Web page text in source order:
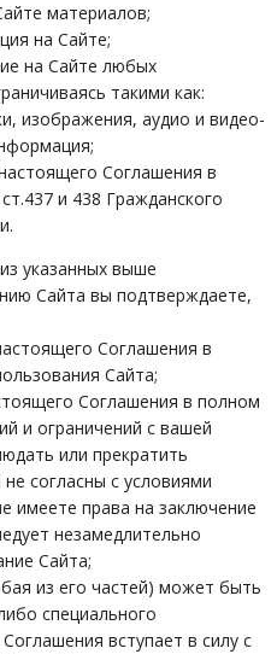
материалов;
на Сайте;
на Сайте любых
такими как:
изображения, аудио и видео-
Соглашения в
и 438 Гражданского
указанных выше
Сайта вы подтверждаете,
Соглашения в
Сайта;
Соглашения в полном
и ограничений с вашей
или прекратить
согласны с условиями
имеете права на заключение
незамедлительно
Сайта;
из его частей) может быть
специального
вступает в силу с